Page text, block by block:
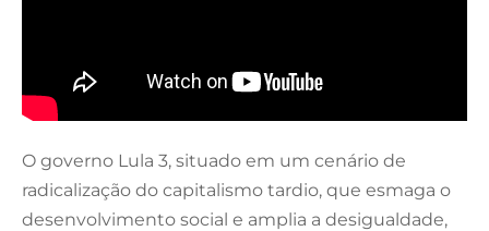
O governo Lula 3, situado em um cenário de
radicalização do capitalismo tardio, que esmaga o
desenvolvimento social e amplia a desigualdade,